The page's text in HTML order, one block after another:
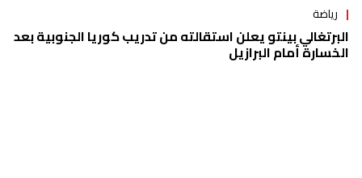
رياضة
البرتغالي بينتو يعلن استقالته من تدريب كوريا الجنوبية بعد
الخسارة أمام البرازيل